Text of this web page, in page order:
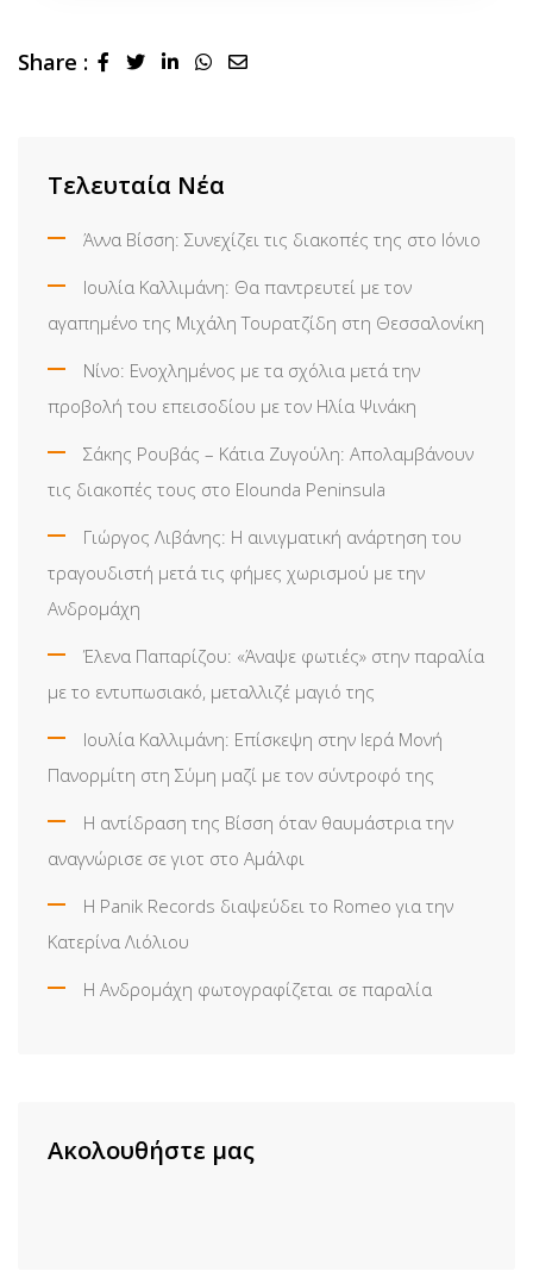
Share : LinkedInWhatsapp
Share
Τελευταία Νέα
Άννα Βίσση: Συνεχίζει τις διακοπές της στο Ιόνιο
Ιουλία Καλλιμάνη: Θα παντρευτεί με τον
αγαπημένο της Μιχάλη Τουρατζίδη στη Θεσσαλονίκη
Νίνο: Ενοχλημένος με τα σχόλια μετά την
προβολή του επεισοδίου με τον Ηλία Ψινάκη
Σάκης Ρουβάς – Κάτια Ζυγούλη: Απολαμβάνουν
τις διακοπές τους στο Elounda Peninsula
Γιώργος Λιβάνης: Η αινιγματική ανάρτηση του
τραγουδιστή μετά τις φήμες χωρισμού με την
Ανδρομάχη
Έλενα Παπαρίζου: «Άναψε φωτιές» στην παραλία
με το εντυπωσιακό, μεταλλιζέ μαγιό της
Ιουλία Καλλιμάνη: Επίσκεψη στην Ιερά Μονή
Πανορμίτη στη Σύμη μαζί με τον σύντροφό της
Η αντίδραση της Βίσση όταν θαυμάστρια την
αναγνώρισε σε γιοτ στο Αμάλφι
Η Panik Records διαψεύδει το Romeo για την
Κατερίνα Λιόλιου
Η Ανδρομάχη φωτογραφίζεται σε παραλία
Ακολουθήστε μας